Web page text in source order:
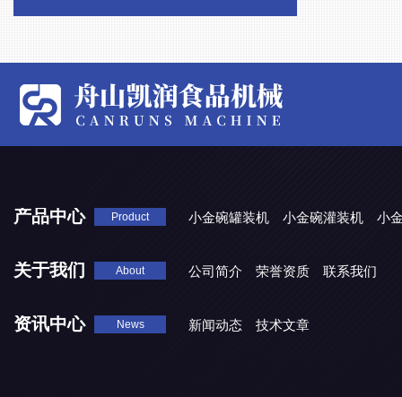
产品中心 Product 小金碗罐装机 小金碗灌装机 小
关于我们 About 公司简介 荣誉资质 联系我们
资讯中心 News 新闻动态 技术文章